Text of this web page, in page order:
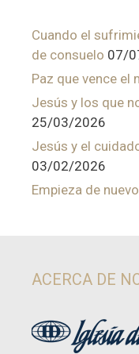
Cuando el
de consuelo 07/
Paz que vence el
Jesús y los que
25/03/2026
Jesús y el
03/02/2026
Empieza de
ACERCA DE